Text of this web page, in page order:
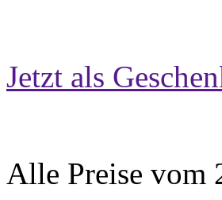
Jetzt als
Alle Preise vom